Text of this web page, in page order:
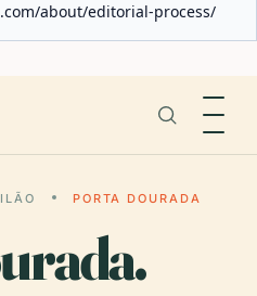
about/editorial-process/
PORTA DOURADA